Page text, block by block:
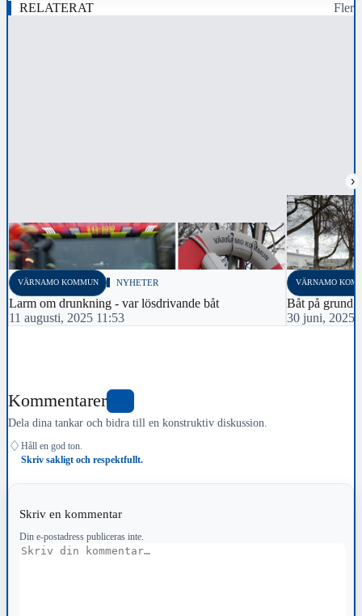
RELATERAT Fler
›
VÄRNAMO KOMMUN NYHETER
Larm om drunkning - var lösdrivande båt
11 augusti, 2025 11:53
VÄRNAMO
Båt på grund
30 juni, 2025
Kommentarer
Dela dina tankar och bidra till en konstruktiv diskussion.
♢ Håll en god ton.
Skriv sakligt och respektfullt.
Skriv en kommentar
Din e-postadress publiceras inte.
Kommentar